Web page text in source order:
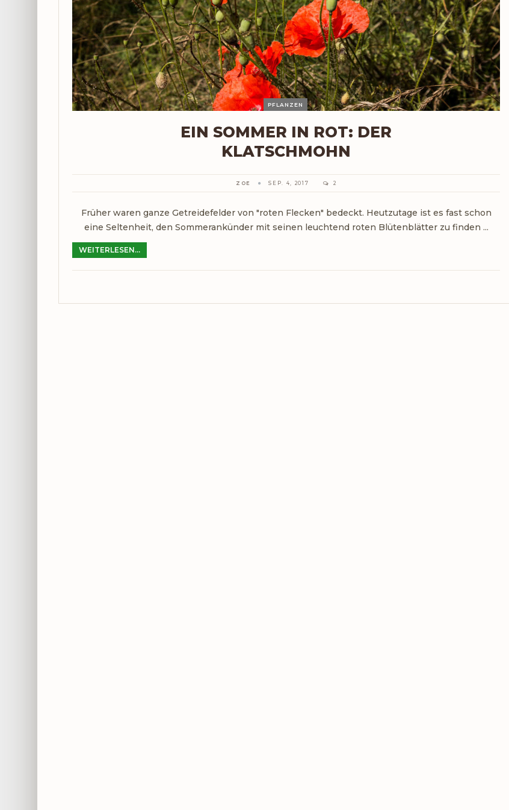
PFLANZEN
EIN SOMMER IN ROT: DER
KLATSCHMOHN
ZOE SEP. 4, 2017 2
Früher waren ganze Getreidefelder von "roten Flecken" bedeckt. Heutzutage ist es fast schon
eine Seltenheit, den Sommerankünder mit seinen leuchtend roten Blütenblätter zu finden ...
WEITERLESEN...